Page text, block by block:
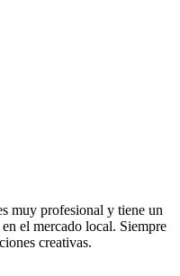
muy profesional y tiene un
el mercado local. Siempre
creativas.